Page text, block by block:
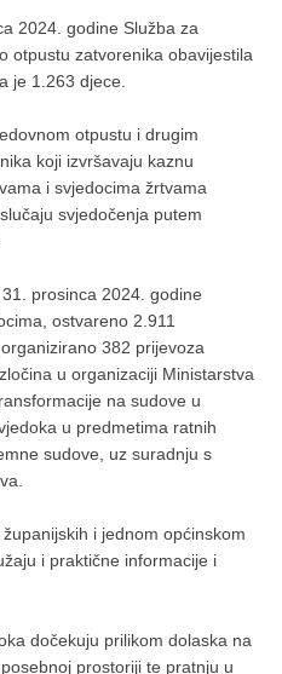
2024. godine Služba za
otpustu zatvorenika obavijestila
je 1.263 djece.
otpustu i drugim
koji izvršavaju kaznu
i svjedocima žrtvama
svjedočenja putem
prosinca 2024. godine
ostvareno 2.911
382 prijevoza
u organizaciji Ministarstva
na sudove u
u predmetima ratnih
sudove, uz suradnju s
i jednom općinskom
i praktične informacije i
dočekuju prilikom dolaska na
prostoriji te pratnju u